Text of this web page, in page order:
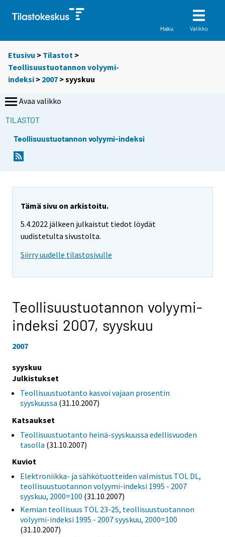
Haku Valikko
Etusivu > Tilastot >
Teollisuustuotannon volyymi-
indeksi > 2007 >syyskuu
Avaa valikko
TILASTOT
Teollisuustuotannon volyymi-indeksi
Tämä sivu on arkistoitu.
5.4.2022 jälkeen julkaistut tiedot löydät
uudistetulta sivustolta.
Siirry uudelle tilastosivulle
Teollisuustuotannon volyymi-
indeksi 2007, syyskuu
2007
syyskuu
Julkistukset
Teollisuustuotanto kasvoi vajaan prosentin
syyskuussa (31.10.2007)
Katsaukset
Teollisuustuotanto heinä-syyskuussa edellisvuoden
tasolla (31.10.2007)
Kuviot
Elektroniikka- ja sähkötuotteiden valmistus TOL DL,
teollisuustuotannon volyymi-indeksi 1995 - 2007
syyskuu, 2000=100 (31.10.2007)
Kemian teollisuus TOL 23-25, teollisuustuotannon
volyymi-indeksi 1995 - 2007 syyskuu, 2000=100
(31.10.2007)